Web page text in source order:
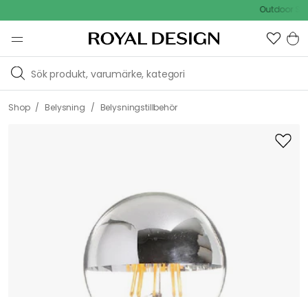
Outdoor Sale -
Shop / Belysning / Belysningstillbehör